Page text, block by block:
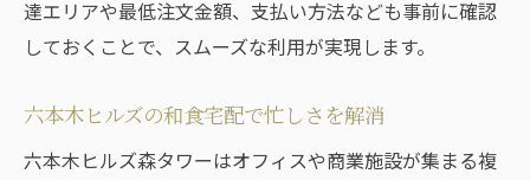
ランチタイムの満足度を上げる和食宅配術
和食宅配を選ぶ際のポイントと注意点
森タワー勤務者必見の和食出前活用法
達エリアや最低注文金額、支払い方法なども事前に確認
しておくことで、スムーズな利用が実現します。
六本木ヒルズの和食宅配で忙しさを解消
六本木ヒルズ森タワーはオフィスや商業施設が集まる複